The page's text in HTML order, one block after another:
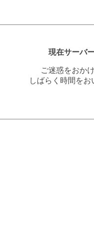
現在サーバ
ご迷惑をおか
しばらく時間を